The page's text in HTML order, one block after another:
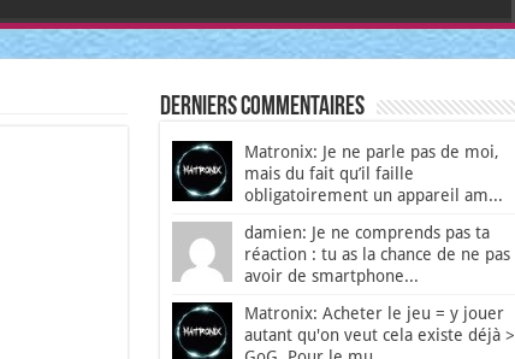
Derniers Commentaires
Matronix: Je ne parle pas de moi,
mais du fait qu’il faille
obligatoirement un appareil am...
damien: Je ne comprends pas ta
réaction : tu as la chance de ne pas
avoir de smartphone...
Matronix: Acheter le jeu = y jouer
autant qu'on veut cela existe déjà >